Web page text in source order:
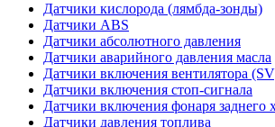
Датчики кислорода (лямбда-зонды)
Датчики ABS
Датчики абсолютного давления
Датчики аварийного давления масла
Датчики включения вентилятора
Датчики включения стоп-сигнала
Датчики включения фонаря заднего
Датчики давления топлива